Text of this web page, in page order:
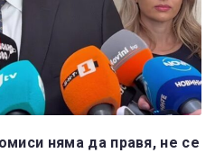
няма да правя, не се